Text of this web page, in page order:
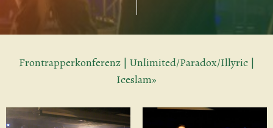
Frontrapperkonferenz | Unlimited/Paradox/Illyric |
Iceslam»